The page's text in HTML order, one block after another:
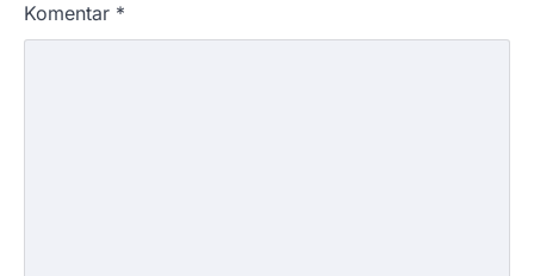
Komentar *